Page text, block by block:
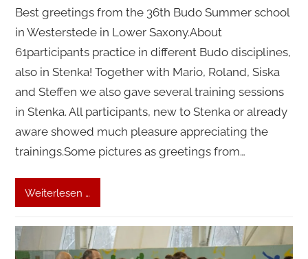
Best greetings from the 36th Budo Summer school
in Westerstede in Lower Saxony.About
61participants practice in different Budo disciplines,
also in Stenka! Together with Mario, Roland, Siska
and Steffen we also gave several training sessions
in Stenka. All participants, new to Stenka or already
aware showed much pleasure appreciating the
trainings.Some pictures as greetings from…
Weiterlesen …